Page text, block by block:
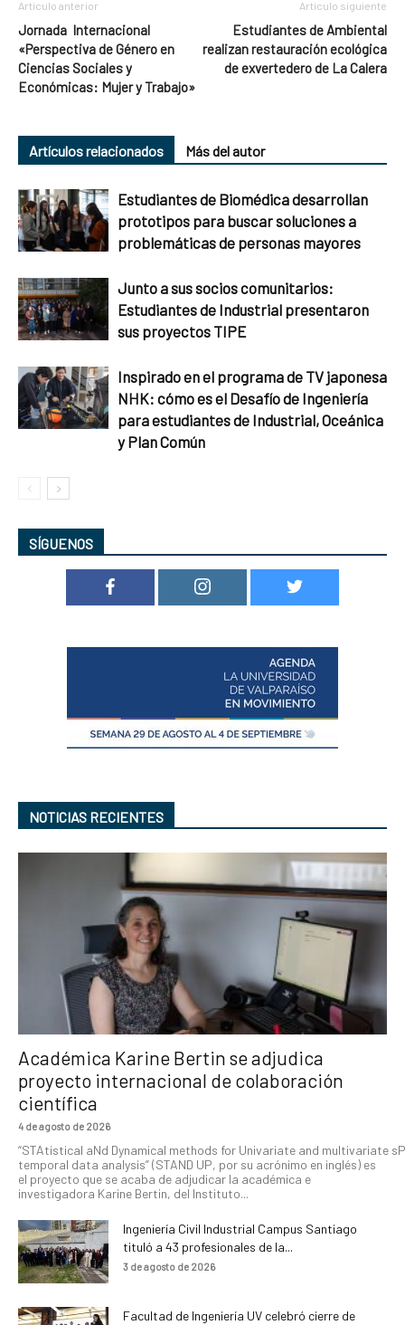
Artículo anterior
Jornada Internacional
«Perspectiva de Género en
Ciencias Sociales y
Económicas: Mujer y Trabajo»
Artículo siguiente
Estudiantes de Ambiental
realizan restauración ecológica
de exvertedero de La Calera
Artículos relacionados Más del autor
Estudiantes de Biomédica desarrollan
prototipos para buscar soluciones a
problemáticas de personas mayores
Junto a sus socios comunitarios:
Estudiantes de Industrial presentaron
sus proyectos TIPE
Inspirado en el programa de TV japonesa
NHK: cómo es el Desafío de Ingeniería
para estudiantes de Industrial, Oceánica
y Plan Común
SÍGUENOS
NOTICIAS RECIENTES
Académica Karine Bertin se adjudica
proyecto internacional de colaboración
científica
4 de agosto de 2026
“STAtistical aNd Dynamical methods for Univariate and multivariate
temporal data analysis” (STAND UP, por su acrónimo en inglés) es
el proyecto que se acaba de adjudicar la académica e
investigadora Karine Bertin, del Instituto...
Ingeniería Civil Industrial Campus Santiago
tituló a 43 profesionales de la...
3 de agosto de 2026
Facultad de Ingeniería UV celebró cierre de